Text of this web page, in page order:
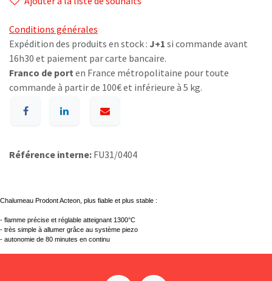
Conditions générales
Expédition des produits en stock : J+1 si commande avant
16h30 et paiement par carte bancaire.
Franco de port en France métropolitaine pour toute
commande à partir de 100€ et inférieure à 5 kg.
Référence interne: FU31/0404
Chalumeau Prodont Acteon, plus fiable et plus stable :
- flamme précise et réglable atteignant 1300°C
- très simple à allumer grâce au système piezo
- autonomie de 80 minutes en continu